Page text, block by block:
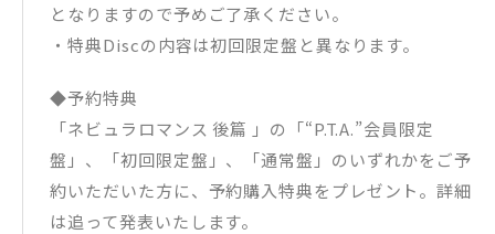
となりますので予めご了承ください。
・特典Discの内容は初回限定盤と異なります。
◆予約特典
「ネビュラロマンス 後篇 」の「“P.T.A.”会員限定
盤」、「初回限定盤」、「通常盤」のいずれかをご予
約いただいた方に、予約購入特典をプレゼント。詳細
は追って発表いたします。